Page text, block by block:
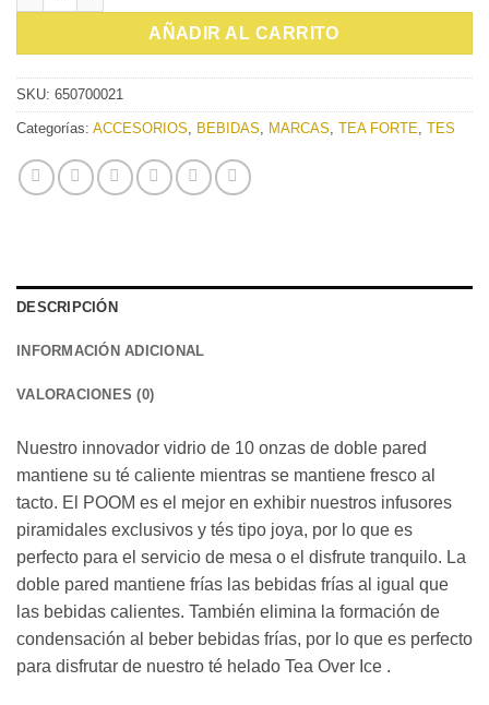
AÑADIR AL CARRITO
SKU: 650700021
Categorías: ACCESORIOS BEBIDAS MARCAS TEA FORTE TES
DESCRIPCIÓN
INFORMACIÓN ADICIONAL
VALORACIONES (0)
Nuestro innovador vidrio de 10 onzas de doble pared
mantiene su té caliente mientras se mantiene fresco al
tacto. El POOM es el mejor en exhibir nuestros infusores
piramidales exclusivos y tés tipo joya, por lo que es
perfecto para el servicio de mesa o el disfrute tranquilo. La
doble pared mantiene frías las bebidas frías al igual que
las bebidas calientes. También elimina la formación de
condensación al beber bebidas frías, por lo que es perfecto
para disfrutar de nuestro té helado Tea Over Ice .